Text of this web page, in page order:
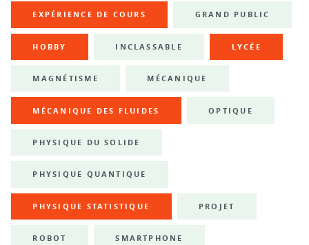
EXPÉRIENCE DE COURS GRAND PUBLIC
HOBBY INCLASSABLE LYCÉE
MAGNÉTISME MÉCANIQUE
MÉCANIQUE DES FLUIDES OPTIQUE
PHYSIQUE DU SOLIDE
PHYSIQUE QUANTIQUE
PHYSIQUE STATISTIQUE PROJET
ROBOT SMARTPHONE